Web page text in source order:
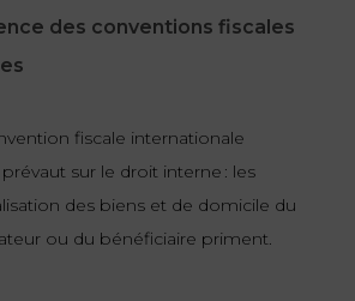
des conventions fiscales
fiscale internationale
prévaut sur le droit interne : les
des biens et de domicile du
ou du bénéficiaire priment.